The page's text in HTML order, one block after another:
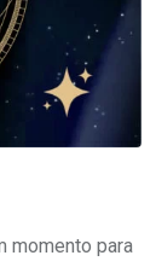
momento para